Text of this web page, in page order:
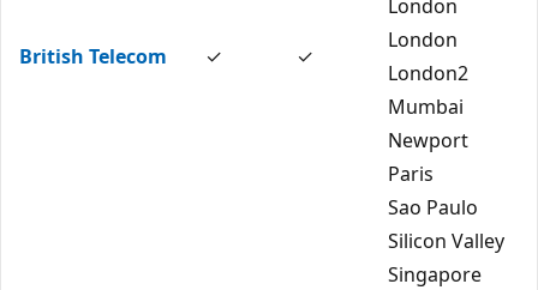
British Telecom ✓ ✓
London
London
London2
Mumbai
Newport
Paris
Sao Paulo
Silicon Valley
Singapore